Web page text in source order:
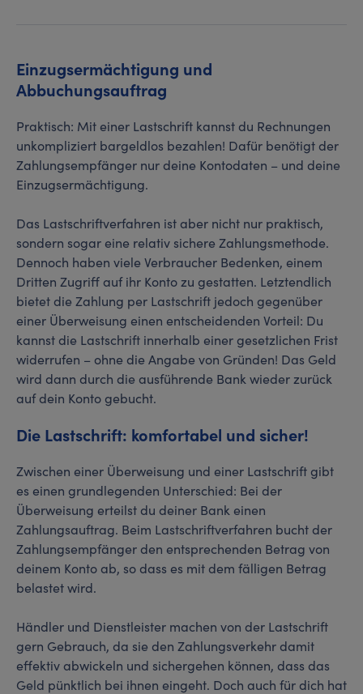
Einzugsermächtigung und
Abbuchungsauftrag
Praktisch: Mit einer Lastschrift kannst du Rechnungen
unkompliziert bargeldlos bezahlen! Dafür benötigt der
Zahlungsempfänger nur deine Kontodaten – und deine
Einzugsermächtigung.
Das Lastschriftverfahren ist aber nicht nur praktisch,
sondern sogar eine relativ sichere Zahlungsmethode.
Dennoch haben viele Verbraucher Bedenken, einem
Dritten Zugriff auf ihr Konto zu gestatten. Letztendlich
bietet die Zahlung per Lastschrift jedoch gegenüber
einer Überweisung einen entscheidenden Vorteil: Du
kannst die Lastschrift innerhalb einer gesetzlichen Frist
widerrufen – ohne die Angabe von Gründen! Das Geld
wird dann durch die ausführende Bank wieder zurück
auf dein Konto gebucht.
Die Lastschrift: komfortabel und sicher!
Zwischen einer Überweisung und einer Lastschrift gibt
es einen grundlegenden Unterschied: Bei der
Überweisung erteilst du deiner Bank einen
Zahlungsauftrag. Beim Lastschriftverfahren bucht der
Zahlungsempfänger den entsprechenden Betrag von
deinem Konto ab, so dass es mit dem fälligen Betrag
belastet wird.
Händler und Dienstleister machen von der Lastschrift
gern Gebrauch, da sie den Zahlungsverkehr damit
effektiv abwickeln und sichergehen können, dass das
Geld pünktlich bei ihnen eingeht. Doch auch für dich hat